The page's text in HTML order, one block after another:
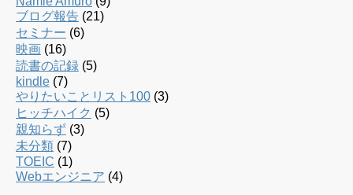
ブログ報告 (21)
セミナー (6)
映画 (16)
読書の記録 (5)
kindle (7)
やりたいことリスト100 (3)
ヒッチハイク (5)
親知らず (3)
未分類 (7)
TOEIC (1)
Webエンジニア (4)